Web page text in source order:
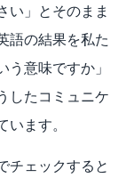
い」とそのまま
語の結果を私た
う意味ですか」
したコミュニケ
います。
チェックすると